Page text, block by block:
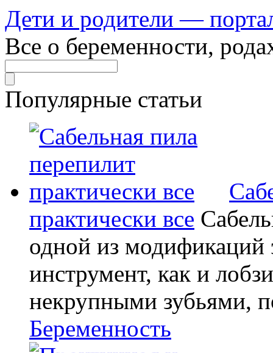
Дети и родители —
Все о беременности,
Популярные статьи
практически все
одной из модификаций
инструмент, как и
некрупными зубьями,
Беременность